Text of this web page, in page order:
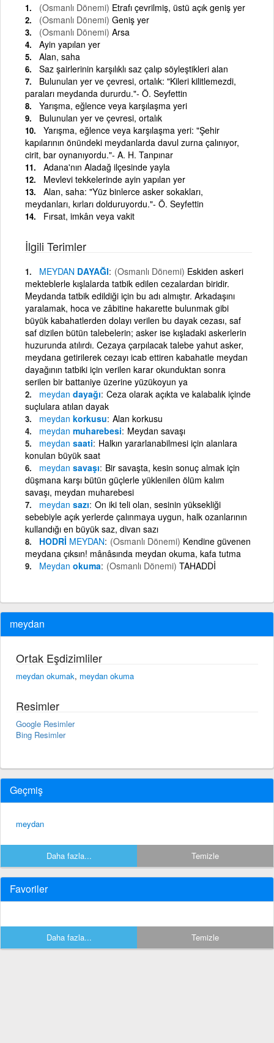
(Osmanlı Dönemi) Etrafı çevrilmiş, üstü açık geniş yer
(Osmanlı Dönemi) Geniş yer
(Osmanlı Dönemi) Arsa
Ayin yapılan yer
Alan, saha
Saz şairlerinin karşılıklı saz çalıp söyleştikleri alan
Bulunulan yer ve çevresi, ortalık: "Kileri kilitlemezdi,
paraları meydanda dururdu."- Ö. Seyfettin
Yarışma, eğlence veya karşılaşma yeri
Bulunulan yer ve çevresi, ortalık
Yarışma, eğlence veya karşılaşma yeri: "Şehir
kapılarının önündeki meydanlarda davul zurna çalınıyor,
cirit, bar oynanıyordu."- A. H. Tanpınar
Adana'nın Aladağ ilçesinde yayla
Mevlevi tekkelerinde ayin yapılan yer
Alan, saha: "Yüz binlerce asker sokakları,
meydanları, kırları dolduruyordu."- Ö. Seyfettin
Fırsat, imkân veya vakit
İlgili Terimler
MEYDAN DAYAĞI (Osmanlı Dönemi) Eskiden askeri
mekteblerle kışlalarda tatbik edilen cezalardan biridir.
Meydanda tatbik edildiği için bu adı almıştır. Arkadaşını
yaralamak, hoca ve zâbitine hakarette bulunmak gibi
büyük kabahatlerden dolayı verilen bu dayak cezası, saf
saf dizilen bütün talebelerin; asker ise kışladaki askerlerin
huzurunda atılırdı. Cezaya çarpılacak talebe yahut asker,
meydana getirilerek cezayı icab ettiren kabahatle meydan
dayağının tatbiki için verilen karar okunduktan sonra
serilen bir battaniye üzerine yüzükoyun ya
meydan dayağı Ceza olarak açıkta ve kalabalık içinde
suçlulara atılan dayak
meydan korkusu Alan korkusu
meydan muharebesi Meydan savaşı
meydan saati Halkın yararlanabilmesi için alanlara
konulan büyük saat
meydan savaşı Bir savaşta, kesin sonuç almak için
düşmana karşı bütün güçlerle yüklenilen ölüm kalım
savaşı, meydan muharebesi
meydan sazı On iki teli olan, sesinin yüksekliği
sebebiyle açık yerlerde çalınmaya uygun, halk ozanlarının
kullandığı en büyük saz, divan sazı
HODRİ MEYDAN (Osmanlı Dönemi) Kendine güvenen
meydana çıksın! mânâsında meydan okuma, kafa tutma
Meydan okuma (Osmanlı Dönemi) TAHADDİ
meydan
Ortak Eşdizimliler
meydan okumak, meydan okuma
Resimler
Google Resimler
Bing Resimler
Geçmiş
meydan
Daha fazla... Temizle
Favoriler
Daha fazla... Temizle